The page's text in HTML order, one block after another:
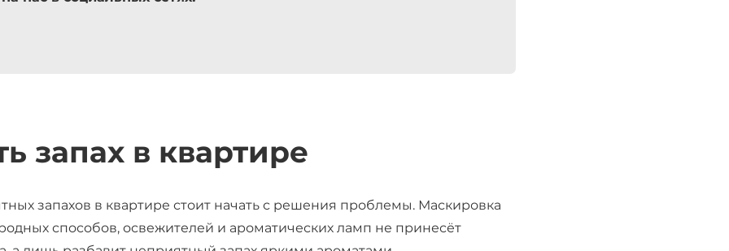
запах в квартире
запахов в квартире стоит начать с решения проблемы. Маскировка
способов, освежителей и ароматических ламп не принесёт